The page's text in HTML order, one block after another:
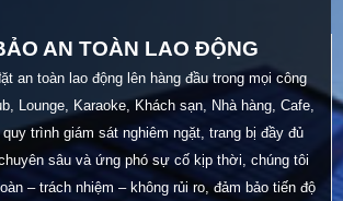
AN TOÀN LAO ĐỘNG
an toàn lao động lên hàng đầu trong mọi công
Lounge, Karaoke, Khách sạn, Nhà hàng, Cafe,
trình giám sát nghiêm ngặt, trang bị đầy đủ
sâu và ứng phó sự cố kịp thời, chúng tôi
– trách nhiệm – không rủi ro, đảm bảo tiến độ